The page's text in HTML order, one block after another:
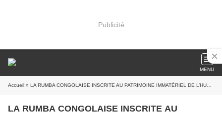
Publicité
MENU
Accueil » LA RUMBA CONGOLAISE INSCRITE AU PATRIMOINE IMMATÉRIEL DE L’HUMANITÉ
LA RUMBA CONGOLAISE INSCRITE AU